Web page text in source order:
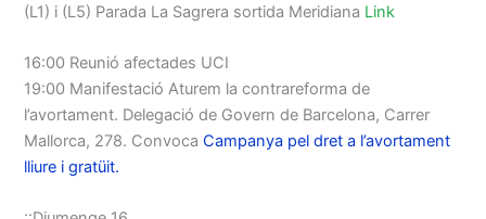
(L1) i (L5) Parada La Sagrera sortida Meridiana Link
16:00 Reunió afectades UCI
19:00 Manifestació Aturem la contrareforma de
l’avortament. Delegació de Govern de Barcelona, Carrer
Mallorca, 278. ConvocaCampanya pel dret a l’avortament
lliure i gratüit.